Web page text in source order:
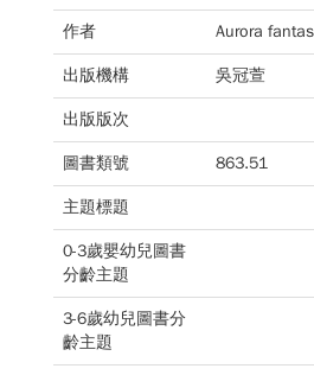
作者 Aurora
出版機構 吳冠萱
出版版次
圖書類號 863.51
主題標題
0-3歲嬰幼兒圖書
分齡主題
3-6歲幼兒圖書分
齡主題